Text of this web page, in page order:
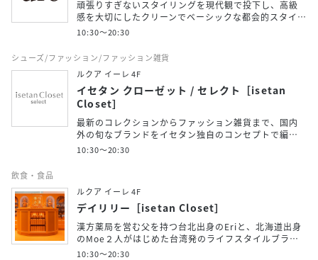
頑張りすぎないスタイリングを現代観で投下し、高級
感を大切にしたクリーンでベーシックな都会的スタイ…
10:30～20:30
シューズ/ファッション/ファッション雑貨
ルクア イーレ 4F
イセタン クローゼット / セレクト［isetan
Closet］
最新のコレクションからファッション雑貨まで、国内
外の旬なブランドをイセタン独自のコンセプトで編…
10:30～20:30
飲食・食品
ルクア イーレ 4F
デイリリー［isetan Closet］
漢方薬局を営む父を持つ台北出身のEriと、北海道出身
のMoe２人がはじめた台湾発のライフスタイルブラ…
10:30～20:30